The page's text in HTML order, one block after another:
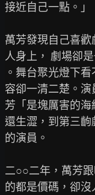
接近自己一點。」
萬芳發現自己喜
人身上， 劇場卻
。舞台聚光燈下
容卻一清二楚。
芳「是塊厲害的
還生澀，到第三齣
的演員。
二○○二年，萬芳
的都是價碼，卻